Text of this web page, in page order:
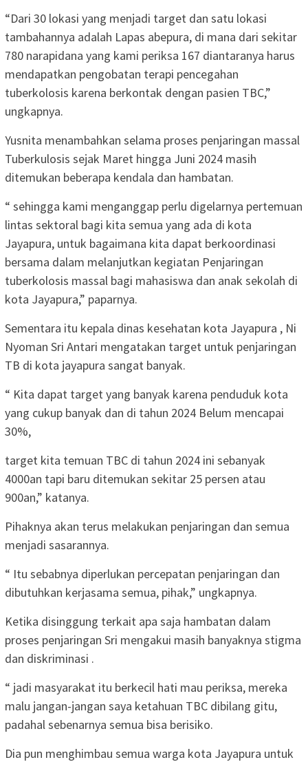
“Dari 30 lokasi yang menjadi target dan satu lokasi
tambahannya adalah Lapas abepura, di mana dari sekitar
780 narapidana yang kami periksa 167 diantaranya harus
mendapatkan pengobatan terapi pencegahan
tuberkolosis karena berkontak dengan pasien TBC,”
ungkapnya.
Yusnita menambahkan selama proses penjaringan massal
Tuberkulosis sejak Maret hingga Juni 2024 masih
ditemukan beberapa kendala dan hambatan.
“ sehingga kami menganggap perlu digelarnya pertemuan
lintas sektoral bagi kita semua yang ada di kota
Jayapura, untuk bagaimana kita dapat berkoordinasi
bersama dalam melanjutkan kegiatan Penjaringan
tuberkolosis massal bagi mahasiswa dan anak sekolah di
kota Jayapura,” paparnya.
Sementara itu kepala dinas kesehatan kota Jayapura , Ni
Nyoman Sri Antari mengatakan target untuk penjaringan
TB di kota jayapura sangat banyak.
“ Kita dapat target yang banyak karena penduduk kota
yang cukup banyak dan di tahun 2024 Belum mencapai
30%,
target kita temuan TBC di tahun 2024 ini sebanyak
4000an tapi baru ditemukan sekitar 25 persen atau
900an,” katanya.
Pihaknya akan terus melakukan penjaringan dan semua
menjadi sasarannya.
“ Itu sebabnya diperlukan percepatan penjaringan dan
dibutuhkan kerjasama semua, pihak,” ungkapnya.
Ketika disinggung terkait apa saja hambatan dalam
proses penjaringan Sri mengakui masih banyaknya stigma
dan diskriminasi .
“ jadi masyarakat itu berkecil hati mau periksa, mereka
malu jangan-jangan saya ketahuan TBC dibilang gitu,
padahal sebenarnya semua bisa berisiko.
Dia pun menghimbau semua warga kota Jayapura untuk